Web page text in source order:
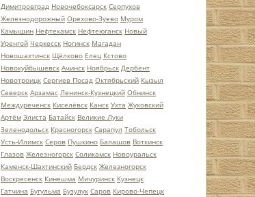
Димитровград Новочебоксарск Серпухов
Железнодорожный Орехово-Зуево Муром
Камышин Нефтекамск Нефтеюганск Новый
Уренгой Черкесск Ногинск Магадан
Новошахтинск Щёлково Елец Кстово
Новокуйбышевск Ачинск Ноябрьск Дербент
Новотроицк Сергиев Посад Октябрьский Кызыл
Северск Арзамас Ленинск-Кузнецкий Обнинск
Междуреченск Киселёвск Канск Ухта Жуковский
Артём Элиста Батайск Великие Луки
Зеленодольск Красногорск Сарапул Тобольск
Усть-Илимск Серов Пушкино Балашов Воткинск
Глазов Железногорск Соликамск Новоуральск
Каменск-Шахтинский Бердск Железногорск
Воскресенск Кинешма Мичуринск Кузнецк
Гатчина Бугульма Бузулук Саров Кирово-Чепецк